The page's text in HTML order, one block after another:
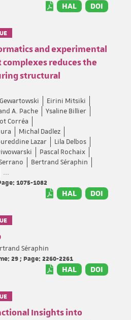
HAL DOI
and experimental
reduces the
structural
Eirini Mitsiki
A. Pache
Ysaline Billier
Corréa
Michal Dadlez
Lazar
Lila Delbos
Pascal Rochaix
Bertrand Séraphin
...
1075-1082
HAL DOI
Séraphin
29 ; Page: 2260-2261
HAL DOI
Insights into